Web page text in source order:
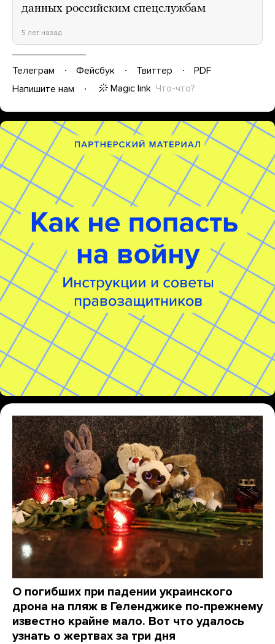
данных российским спецслужбам
5 лет назад
Телеграм Фейсбук Твиттер
PDF
Напишите нам
Magic link Что-что?
О погибших при падении украинского
дрона на пляж в Геленджике по-прежнему
известно крайне мало. Вот что удалось
узнать о жертвах за три дня